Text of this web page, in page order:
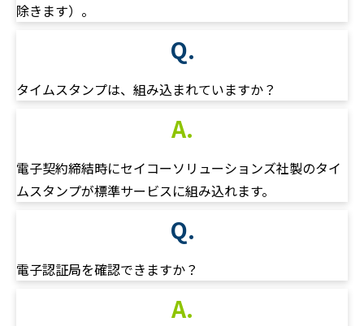
除きます）。
Q.
タイムスタンプは、組み込まれていますか？
A.
電子契約締結時にセイコーソリューションズ社製のタイ
ムスタンプが標準サービスに組み込れます。
Q.
電子認証局を確認できますか？
A.